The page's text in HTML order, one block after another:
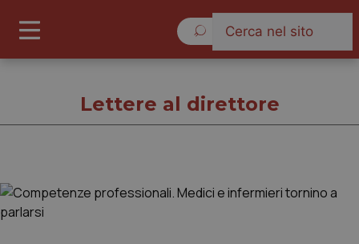
Lettere al direttore